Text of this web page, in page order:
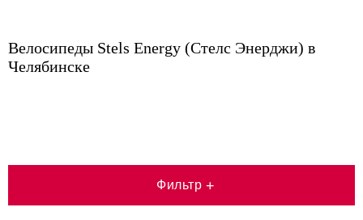
Велосипеды Stels Energy (Стелс Энерджи) в
Челябинске
Фильтр +